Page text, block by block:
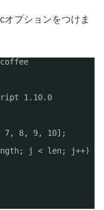
プションをつけま
1.10.0
7, 8, 9, 10];
j < len; j++) {